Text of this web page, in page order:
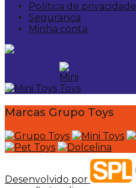
Política de privacidade
Segurança
Minha conta
Marcas Grupo Toys
Desenvolvido por